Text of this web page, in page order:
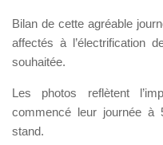
Bilan de cette agréable
affectés à l’électrification
souhaitée.
Les photos reflètent
commencé leur journée
stand.